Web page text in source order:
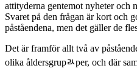
attityderna gentemot nyheter och
Svaret på den frågan är kort och
påståendena, men det gäller de
Det är framför allt två av
olika åldersgrupﾭper, och där